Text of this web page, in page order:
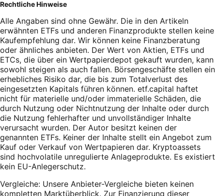
Rechtliche Hinweise
Alle Angaben sind ohne Gewähr. Die in den Artikeln
erwähnten ETFs und anderen Finanzprodukte stellen keine
Kaufempfehlung dar. Wir können keine Finanzberatung
oder ähnliches anbieten. Der Wert von Aktien, ETFs und
ETCs, die über ein Wertpapierdepot gekauft wurden, kann
sowohl steigen als auch fallen. Börsengeschäfte stellen ein
erhebliches Risiko dar, die bis zum Totalverlust des
eingesetzten Kapitals führen können. etf.capital haftet
nicht für materielle und/oder immaterielle Schäden, die
durch Nutzung oder Nichtnutzung der Inhalte oder durch
die Nutzung fehlerhafter und unvollständiger Inhalte
verursacht wurden. Der Autor besitzt keinen der
genannten ETFs. Keiner der Inhalte stellt ein Angebot zum
Kauf oder Verkauf von Wertpapieren dar. Kryptoassets
sind hochvolatile unregulierte Anlageprodukte. Es existiert
kein EU-Anlegerschutz.
Vergleiche: Unsere Anbieter-Vergleiche bieten keinen
kompletten Marktüberblick. Zur Finanzierung dieser